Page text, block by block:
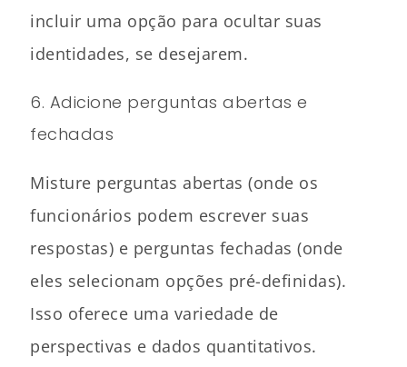
incluir uma opção para ocultar suas
identidades, se desejarem.
6. Adicione perguntas abertas e
fechadas
Misture perguntas abertas (onde os
funcionários podem escrever suas
respostas) e perguntas fechadas (onde
eles selecionam opções pré-definidas).
Isso oferece uma variedade de
perspectivas e dados quantitativos.